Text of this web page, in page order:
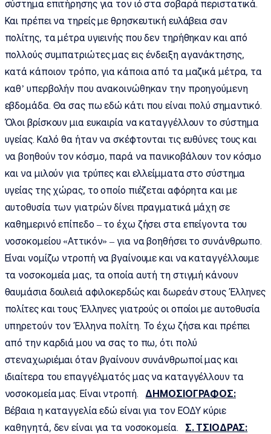
σύστημα επιτήρησης για τον ιό στα σοβαρά περιστατικά.
Και πρέπει να τηρείς με θρησκευτική ευλάβεια σαν
πολίτης, τα μέτρα υγιεινής που δεν τηρήθηκαν και από
πολλούς συμπατριώτες μας εις ένδειξη αγανάκτησης,
κατά κάποιον τρόπο, για κάποια από τα μαζικά μέτρα, τα
καθ’ υπερβολήν που ανακοινώθηκαν την προηγούμενη
εβδομάδα. Θα σας πω εδώ κάτι που είναι πολύ σημαντικό.
Όλοι βρίσκουν μια ευκαιρία να καταγγέλλουν το σύστημα
υγείας. Καλό θα ήταν να σκέφτονται τις ευθύνες τους και
να βοηθούν τον κόσμο, παρά να πανικοβάλουν τον κόσμο
και να μιλούν για τρύπες και ελλείμματα στο σύστημα
υγείας της χώρας, το οποίο πιέζεται αφόρητα και με
αυτοθυσία των γιατρών δίνει πραγματικά μάχη σε
καθημερινό επίπεδο – το έχω ζήσει στα επείγοντα του
νοσοκομείου «Αττικόν» – για να βοηθήσει το συνάνθρωπο.
Είναι νομίζω ντροπή να βγαίνουμε και να καταγγέλλουμε
τα νοσοκομεία μας, τα οποία αυτή τη στιγμή κάνουν
θαυμάσια δουλειά αφιλοκερδώς και δωρεάν στους Έλληνες
πολίτες και τους Έλληνες γιατρούς οι οποίοι με αυτοθυσία
υπηρετούν τον Έλληνα πολίτη. Το έχω ζήσει και πρέπει
από την καρδιά μου να σας το πω, ότι πολύ
στεναχωριέμαι όταν βγαίνουν συνάνθρωποί μας και
ιδιαίτερα του επαγγέλματός μας να καταγγέλλουν τα
νοσοκομεία μας. Είναι ντροπή. ΔΗΜΟΣΙΟΓΡΑΦΟΣ:
Βέβαια η καταγγελία εδώ είναι για τον ΕΟΔΥ κύριε
καθηγητά, δεν είναι για τα νοσοκομεία. Σ. ΤΣΙΟΔΡΑΣ: